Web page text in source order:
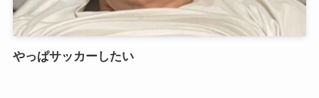
やっぱサッカーしたい